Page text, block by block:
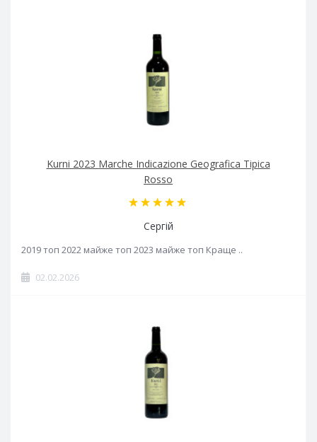
Kurni 2023 Marche Indicazione Geografica Tipica
Rosso
Сергій
2019 топ 2022 майже топ 2023 майже топ Краще ..
02.02.2026